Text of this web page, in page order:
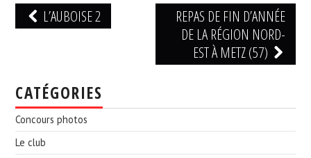
Navigation
des
L’AUBOISE 2
REPAS DE FIN D’ANNÉE
DE LA RÉGION NORD-
EST À METZ (57)
CATÉGORIES
Concours photos
Le club